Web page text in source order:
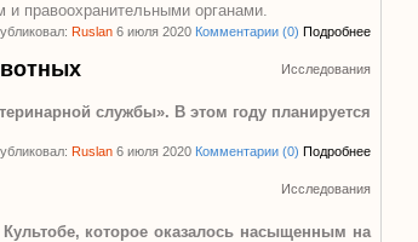
правоохранительными органами.
Ruslan 6 июля 2020 Комментарии (0) Подробнее
Исследования
службы». В этом году планируется
Ruslan 6 июля 2020 Комментарии (0) Подробнее
Исследования
которое оказалось насыщенным на